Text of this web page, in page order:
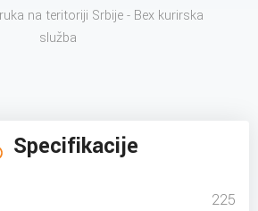
na teritoriji Srbije - Bex kurirska
služba
Specifikacije
225